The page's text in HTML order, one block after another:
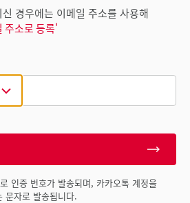
경우에는 이메일 주소를 사용해
주소로 등록'
인증 번호가 발송되며, 카카오톡 계정을
문자로 발송됩니다.